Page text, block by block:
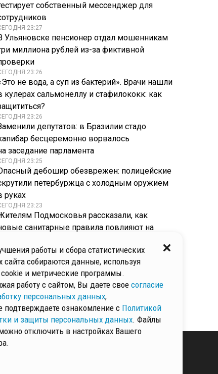
собственный мессенджер для
23:27
Ульяновске пенсионер отдал мошенникам
миллиона рублей из-за фиктивной
23:26
не вода, а суп из бактерий». Врачи нашли
кулерах сальмонеллу и стафилококк: как
23:26
депутатов: в Бразилии стадо
бесцеремонно ворвалось
заседание парламента
23:25
дебошир обезврежен: полицейские
петербуржца с холодным оружием
руках
23:23
Подмосковья рассказали, как
санитарные правила повлияют на
23:16
фото с мужчиной: Волочкова
имя таинственного брюнета с фото
23:11
«Фрукты и сливочное масло: Минюст решил
осужденных как в санатории
ЗАЩИТЫ
работы и сбора статистических
сайта собираются данные, используя
и метрические программы.
работу с сайтом, Вы даете свое согласие
персональных данных,
подтверждаете ознакомление с Политикой
и защиты персональных данных. Файлы
отключить в настройках Вашего